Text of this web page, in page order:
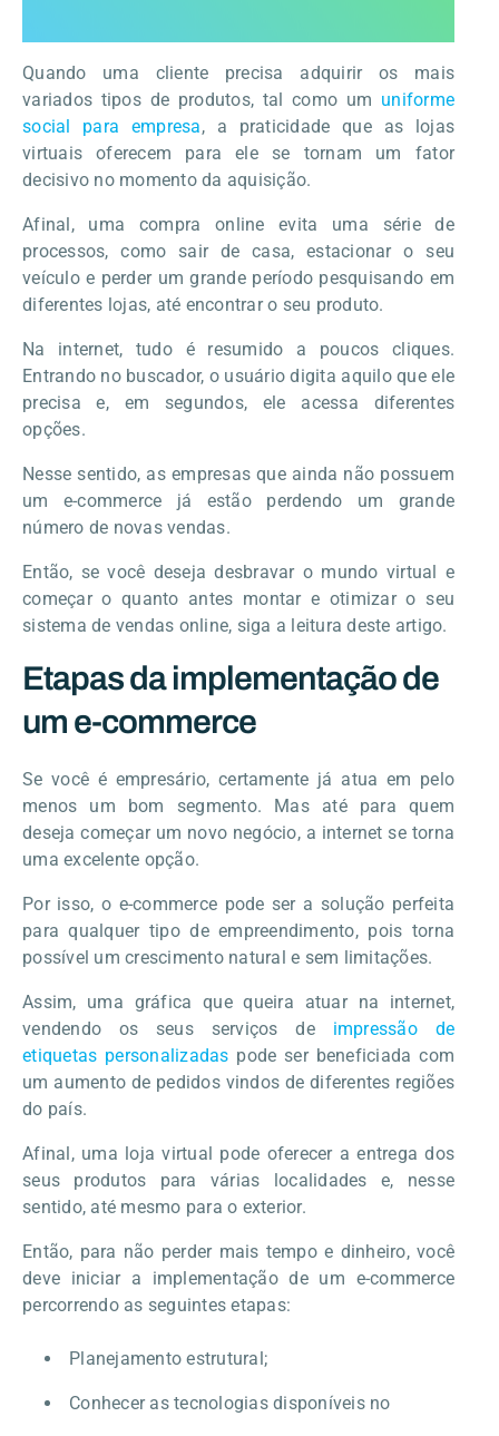
Quando uma cliente precisa adquirir os mais
variados tipos de produtos, tal como um uniforme
social para empresa, a praticidade que as lojas
virtuais oferecem para ele se tornam um fator
decisivo no momento da aquisição.
Afinal, uma compra online evita uma série de
processos, como sair de casa, estacionar o seu
veículo e perder um grande período pesquisando em
diferentes lojas, até encontrar o seu produto.
Na internet, tudo é resumido a poucos cliques.
Entrando no buscador, o usuário digita aquilo que ele
precisa e, em segundos, ele acessa diferentes
opções.
Nesse sentido, as empresas que ainda não possuem
um e-commerce já estão perdendo um grande
número de novas vendas.
Então, se você deseja desbravar o mundo virtual e
começar o quanto antes montar e otimizar o seu
sistema de vendas online, siga a leitura deste artigo.
Etapas da implementação de
um e-commerce
Se você é empresário, certamente já atua em pelo
menos um bom segmento. Mas até para quem
deseja começar um novo negócio, a internet se torna
uma excelente opção.
Por isso, o e-commerce pode ser a solução perfeita
para qualquer tipo de empreendimento, pois torna
possível um crescimento natural e sem limitações.
Assim, uma gráfica que queira atuar na internet,
vendendo os seus serviços de impressão de
etiquetas personalizadas pode ser beneficiada com
um aumento de pedidos vindos de diferentes regiões
do país.
Afinal, uma loja virtual pode oferecer a entrega dos
seus produtos para várias localidades e, nesse
sentido, até mesmo para o exterior.
Então, para não perder mais tempo e dinheiro, você
deve iniciar a implementação de um e-commerce
percorrendo as seguintes etapas:
Planejamento estrutural;
Conhecer as tecnologias disponíveis no